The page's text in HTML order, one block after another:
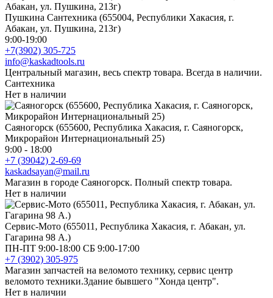
Пушкина Сантехника (655004, Республики Хакасия, г.
Абакан, ул. Пушкина, 213г)
9:00-19:00
+7(3902) 305-725
info@kaskadtools.ru
Центральный магазин, весь спектр товара. Всегда в наличии.
Сантехника
Нет в наличии
Саяногорск (655600, Республика Хакасия, г. Саяногорск,
Микрорайон Интернациональный 25)
9:00 - 18:00
+7 (39042) 2-69-69
kaskadsayan@mail.ru
Магазин в городе Саяногорск. Полный спектр товара.
Нет в наличии
Сервис-Мото (655011, Республика Хакасия, г. Абакан, ул.
Гагарина 98 А.)
ПН-ПТ 9:00-18:00 СБ 9:00-17:00
+7 (3902) 305-975
Магазин запчастей на веломото технику, сервис центр
веломото техники.Здание бывшего "Хонда центр".
Нет в наличии